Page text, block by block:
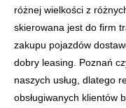
różnej wielkości z
skierowana jest do firm
zakupu pojazdów
dobry leasing. Poznań
naszych usług, dlatego
obsługiwanych klientów